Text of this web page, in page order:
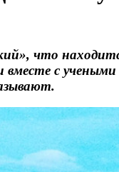
что
вместе с